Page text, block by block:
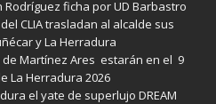
ficha por UD Barbastro
CLIA trasladan al alcalde sus
y La Herradura
de Martínez Ares estarán en el 9
La Herradura 2026
el yate de superlujo DREAM